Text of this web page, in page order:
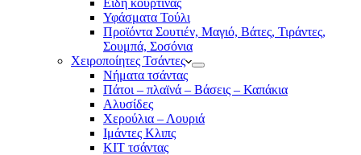
Είδη κουρτίνας
Υφάσματα Τούλι
Προϊόντα Σουτιέν, Μαγιό, Βάτες, Τιράντες,
Σουμπά, Σοσόνια
Χειροποίητες Τσάντες
Νήματα τσάντας
Πάτοι – πλαϊνά – Βάσεις – Καπάκια
Αλυσίδες
Χερούλια – Λουριά
Ιμάντες Κλιπς
ΚΙΤ τσάντας